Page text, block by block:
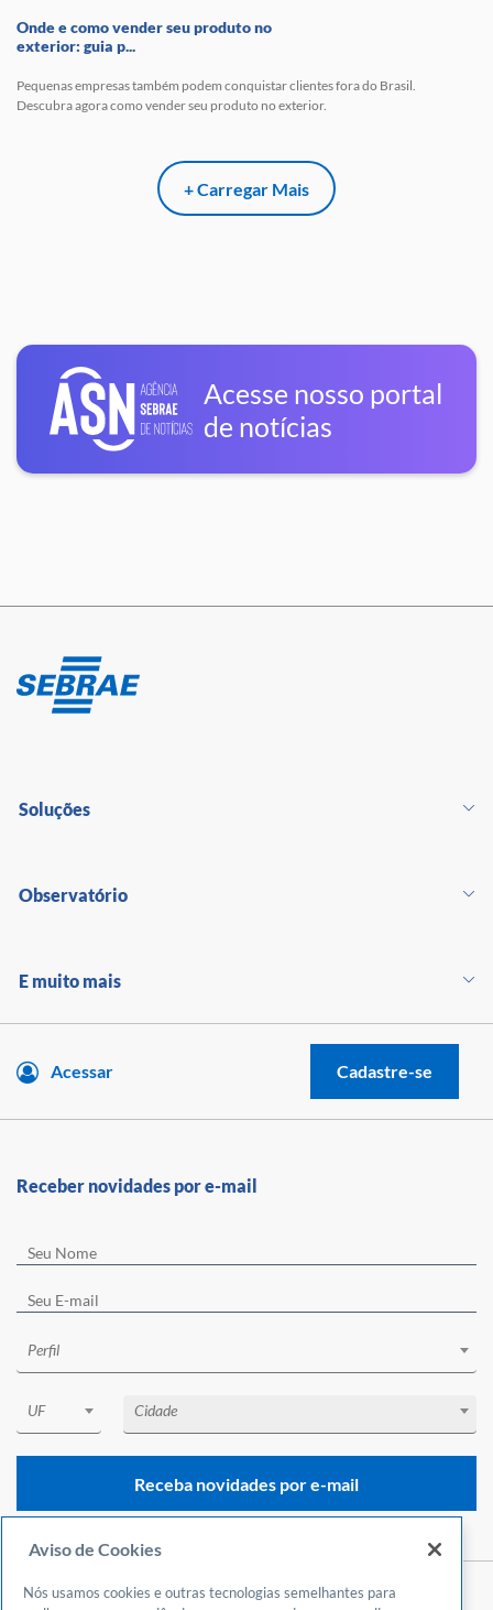
Onde e como vender seu produto no
exterior: guia p...
Pequenas empresas também podem conquistar clientes fora do Brasil.
Descubra agora como vender seu produto no exterior.
+ Carregar Mais
Acesse nosso portal
de notícias
Soluções
Observatório
E muito mais
Acessar Cadastre-se
Receber novidades por e-mail
Perfil
UF Cidade
Receba novidades por e-mail
Aviso de Cookies
Nós usamos cookies e outras tecnologias semelhantes para